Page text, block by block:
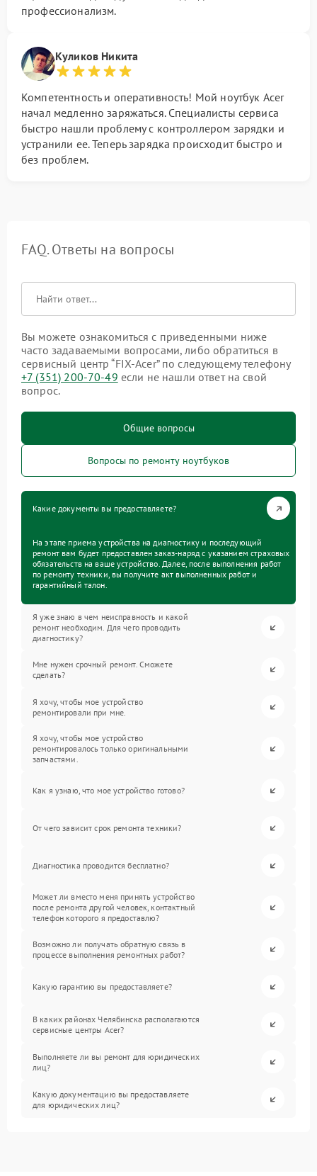
профессионализм.
Куликов Никита
Компетентность и оперативность! Мой ноутбук Acer
начал медленно заряжаться. Специалисты сервиса
быстро нашли проблему с контроллером зарядки и
устранили ее. Теперь зарядка происходит быстро и
без проблем.
FAQ. Ответы на вопросы
Вы можете ознакомиться с приведенными ниже
часто задаваемыми вопросами, либо обратиться в
сервисный центр “FIX-Acer” по следующему телефону
+7 (351) 200-70-49 если не нашли ответ на свой
вопрос.
Общие вопросы
Вопросы по ремонту ноутбуков
Какие документы вы предоставляете?
На этапе приема устройства на диагностику и последующий
ремонт вам будет предоставлен заказ-наряд с указанием страховых
обязательств на ваше устройство. Далее, после выполнения работ
по ремонту техники, вы получите акт выполненных работ и
гарантийный талон.
Я уже знаю в чем неисправность и какой
ремонт необходим. Для чего проводить
диагностику?
Мне нужен срочный ремонт. Сможете
сделать?
Я хочу, чтобы мое устройство
ремонтировали при мне.
Я хочу, чтобы мое устройство
ремонтировалось только оригинальными
запчастями.
Как я узнаю, что мое устройство готово?
От чего зависит срок ремонта техники?
Диагностика проводится бесплатно?
Может ли вместо меня принять устройство
после ремонта другой человек, контактный
телефон которого я предоставлю?
Возможно ли получать обратную связь в
процессе выполнения ремонтных работ?
Какую гарантию вы предоставляете?
В каких районах Челябинска располагаются
сервисные центры Acer?
Выполняете ли вы ремонт для юридических
лиц?
Какую документацию вы предоставляете
для юридических лиц?